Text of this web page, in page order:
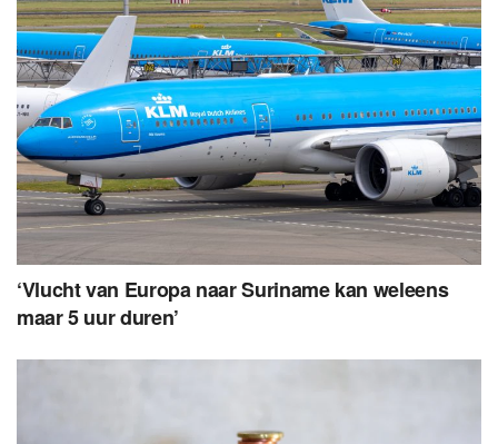
‘Vlucht van Europa naar Suriname kan weleens
maar 5 uur duren’